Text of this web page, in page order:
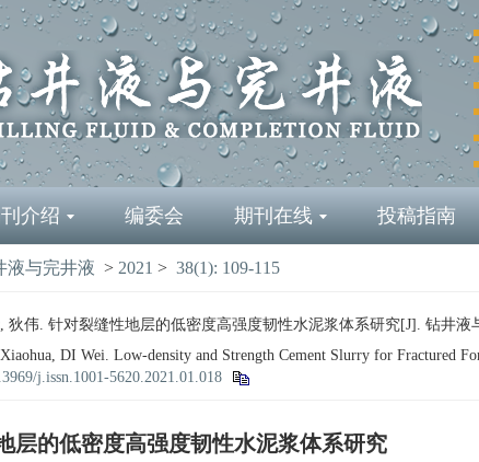
介绍 编委会 期刊在线 投稿指南
液与完井液 > 2021 > 38(1): 109-115
狄伟. 针对裂缝性地层的低密度高强度韧性水泥浆体系研究[J]. 钻井液
DI Wei. Low-density and Strength Cement Slurry for Fractured
j.issn.1001-5620.2021.01.018
层的低密度高强度韧性水泥浆体系研究